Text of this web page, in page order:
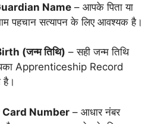
Name – आपके पिता या
पहचान सत्यापन के लिए आवश्यक है।
(जन्म तिथि) – सही जन्म तिथि
Apprenticeship Record
है।
Number – आधार नंबर